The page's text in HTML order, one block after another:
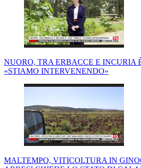
NUORO, TRA ERBACCE E INCURIA
«STIAMO INTERVENENDO»
MALTEMPO, VITICOLTURA IN